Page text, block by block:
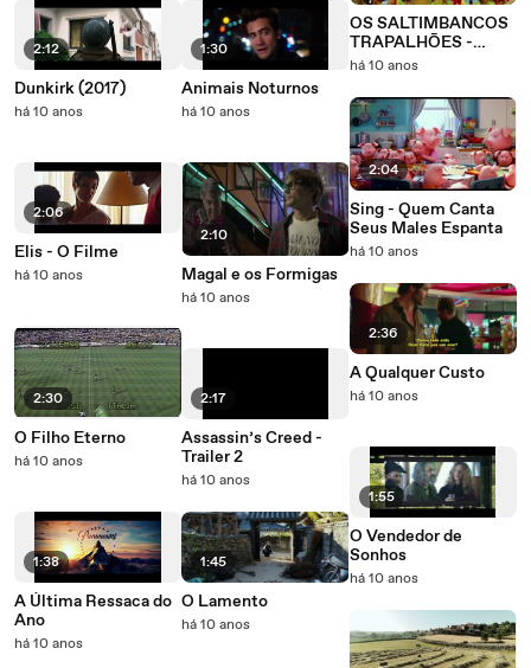
2:12
Dunkirk (2017)
há 10 anos
2:06
Elis - O Filme
há 10 anos
2:30
O Filho Eterno
há 10 anos
1:38
A Última Ressaca do
Ano
há 10 anos
1:30
Animais Noturnos
há 10 anos
2:10
Magal e os Formigas
há 10 anos
2:17
Assassin’s Creed -
Trailer 2
há 10 anos
1:45
O Lamento
há 10 anos
OS SALTIMBANCOS
TRAPALHÕES -
Rumo a Hollywood
há 10 anos
2:04
Sing - Quem Canta
Seus Males Espanta
há 10 anos
2:36
A Qualquer Custo
há 10 anos
1:55
O Vendedor de
Sonhos
há 10 anos